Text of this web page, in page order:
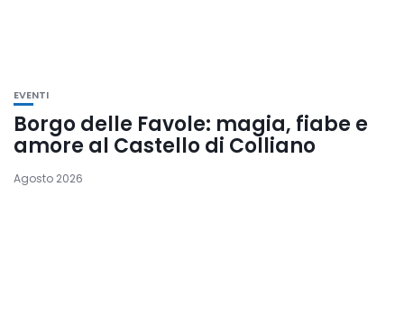
EVENTI
Borgo delle Favole: magia, fiabe e
amore al Castello di Colliano
Agosto 2026